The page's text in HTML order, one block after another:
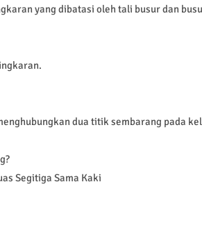
yang dibatasi oleh tali busur dan
dua titik sembarang pada
Segitiga Sama Kaki